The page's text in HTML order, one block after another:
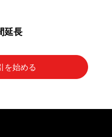
延長